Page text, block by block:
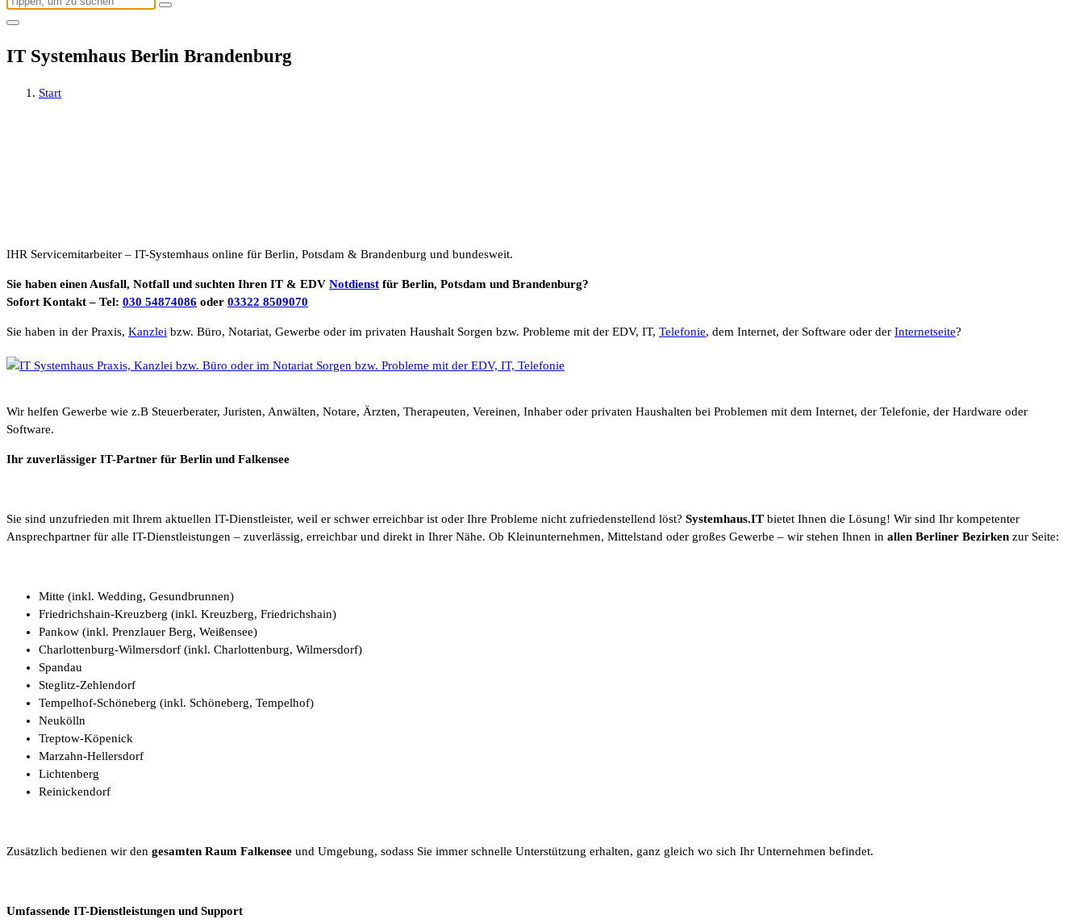
nach:
IT Systemhaus Berlin Brandenburg
Start
IHR Servicemitarbeiter – IT-Systemhaus online für Berlin, Potsdam & Brandenburg und bundesweit.
Sie haben einen Ausfall, Notfall und suchten Ihren IT & EDV Notdienst für Berlin, Potsdam und Brandenburg?
Sofort Kontakt – Tel: 030 54874086 oder 03322 8509070
Sie haben in der Praxis, Kanzlei bzw. Büro, Notariat, Gewerbe oder im privaten Haushalt Sorgen bzw. Probleme mit der EDV, IT, Telefonie, dem Internet, der Software oder der Internetseite?
Wir helfen Gewerbe wie z.B Steuerberater, Juristen, Anwälten, Notare, Ärzten, Therapeuten, Vereinen, Inhaber oder privaten Haushalten bei Problemen mit dem Internet, der Telefonie, der Hardware oder
Software.
Ihr zuverlässiger IT-Partner für Berlin und Falkensee
Sie sind unzufrieden mit Ihrem aktuellen IT-Dienstleister, weil er schwer erreichbar ist oder Ihre Probleme nicht zufriedenstellend löst? Systemhaus.IT bietet Ihnen die Lösung! Wir sind Ihr kompetenter
Ansprechpartner für alle IT-Dienstleistungen – zuverlässig, erreichbar und direkt in Ihrer Nähe. Ob Kleinunternehmen, Mittelstand oder großes Gewerbe – wir stehen Ihnen in allen Berliner Bezirken zur Seite:
Mitte (inkl. Wedding, Gesundbrunnen)
Friedrichshain-Kreuzberg (inkl. Kreuzberg, Friedrichshain)
Pankow (inkl. Prenzlauer Berg, Weißensee)
Charlottenburg-Wilmersdorf (inkl. Charlottenburg, Wilmersdorf)
Spandau
Steglitz-Zehlendorf
Tempelhof-Schöneberg (inkl. Schöneberg, Tempelhof)
Neukölln
Treptow-Köpenick
Marzahn-Hellersdorf
Lichtenberg
Reinickendorf
Zusätzlich bedienen wir den gesamten Raum Falkensee und Umgebung, sodass Sie immer schnelle Unterstützung erhalten, ganz gleich wo sich Ihr Unternehmen befindet.
Umfassende IT-Dienstleistungen und Support